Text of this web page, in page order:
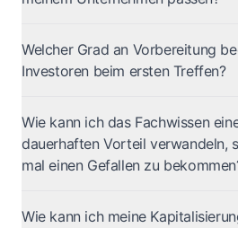
Welcher Grad an Vorbereitung
Investoren beim ersten Treffen?
Wie kann ich das Fachwissen
dauerhaften Vorteil verwandeln,
mal einen Gefallen zu
Wie kann ich meine